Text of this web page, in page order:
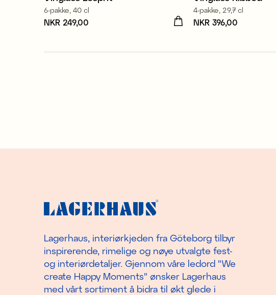
6-pakke, 40 cl
Pris :NKR 249,00
NKR 249,00
4-pakke, 29,7 cl
Pris :NKR 396,00
NKR 396,00
Lagerhaus, interiørkjeden fra Göteborg tilbyr
inspirerende, rimelige og nøye utvalgte fest-
og interiørdetaljer. Gjennom våre ledord "We
create Happy Moments" ønsker Lagerhaus
med vårt sortiment å bidra til økt glede i